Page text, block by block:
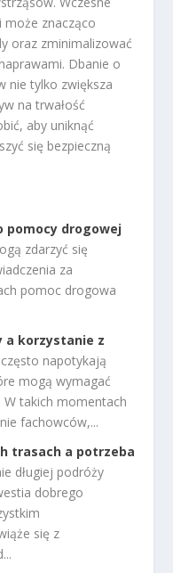
może znacząco
oraz zminimalizować
Dbanie o
nie tylko zwiększa
na trwałość
aby uniknąć
się bezpieczną
pomocy drogowej
zdarzyć się
za
pomoc drogowa
a korzystanie z
napotykają
mogą wymagać
takich momentach
fachowców,...
trasach a potrzeba
długiej podróży
dobrego
się z